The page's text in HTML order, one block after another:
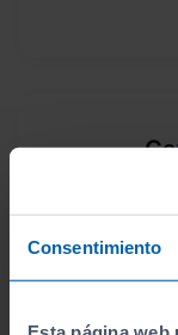
Consentimiento
Este